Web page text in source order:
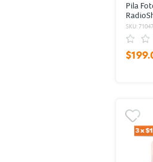
Pila
SKU: 71047